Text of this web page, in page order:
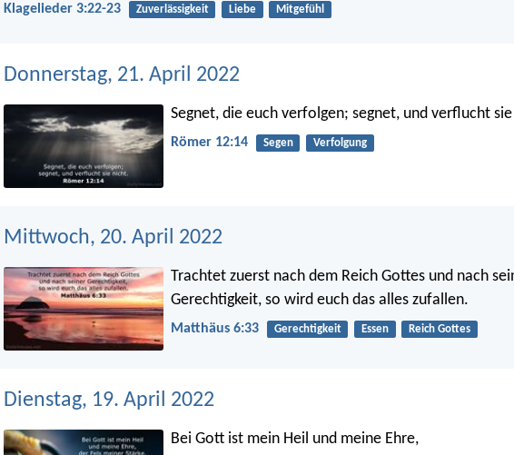
Klagelieder 3:22-23 Zuverlässigkeit Liebe Mitgefühl
Donnerstag, 21. April 2022
Segnet, die euch verfolgen; segnet, und verflucht
Römer 12:14 Segen Verfolgung
Mittwoch, 20. April 2022
Trachtet zuerst nach dem Reich Gottes und nach
Gerechtigkeit, so wird euch das alles zufallen.
Matthäus 6:33 Gerechtigkeit Essen Reich Gottes
Dienstag, 19. April 2022
Bei Gott ist mein Heil und meine Ehre,